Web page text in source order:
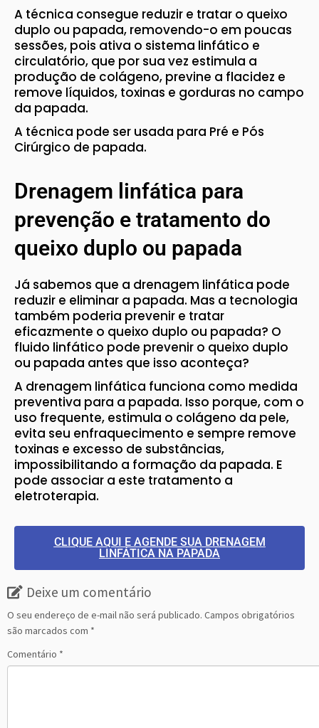
A técnica consegue reduzir e tratar o queixo
duplo ou papada, removendo-o em poucas
sessões, pois ativa o sistema linfático e
circulatório, que por sua vez estimula a
produção de colágeno, previne a flacidez e
remove líquidos, toxinas e gorduras no campo
da papada.
A técnica pode ser usada para Pré e Pós
Cirúrgico de papada.
Drenagem linfática para
prevenção e tratamento do
queixo duplo ou papada
Já sabemos que a drenagem linfática pode
reduzir e eliminar a papada. Mas a tecnologia
também poderia prevenir e tratar
eficazmente o queixo duplo ou papada? O
fluido linfático pode prevenir o queixo duplo
ou papada antes que isso aconteça?
A drenagem linfática funciona como medida
preventiva para a papada. Isso porque, com o
uso frequente, estimula o colágeno da pele,
evita seu enfraquecimento e sempre remove
toxinas e excesso de substâncias,
impossibilitando a formação da papada. E
pode associar a este tratamento a
eletroterapia.
CLIQUE AQUI E AGENDE SUA DRENAGEM
LINFÁTICA NA PAPADA
Deixe um comentário
O seu endereço de e-mail não será publicado. Campos obrigatórios
são marcados com *
Comentário *